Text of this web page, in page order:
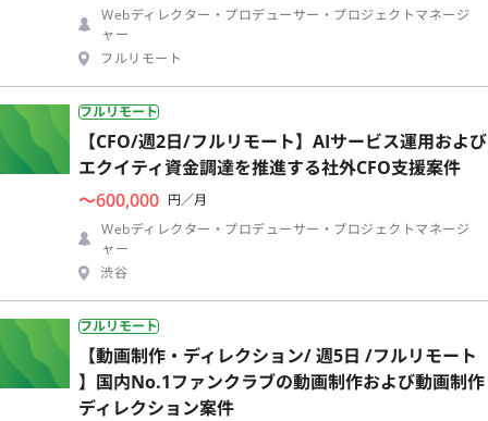
Webディレクター・プロデューサー・プロジェクトマネージ
ャー
フルリモート
フルリモート
【CFO/週2日/フルリモート】AIサービス運用および
エクイティ資金調達を推進する社外CFO支援案件
〜600,000 円／月
Webディレクター・プロデューサー・プロジェクトマネージ
ャー
渋谷
フルリモート
【動画制作・ディレクション/ 週5日 /フルリモート
】国内No.1ファンクラブの動画制作および動画制作
ディレクション案件